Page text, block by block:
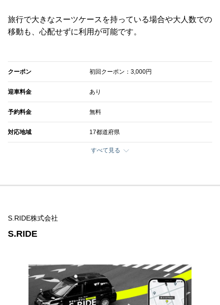
旅行で大きなスーツケースを持っている場合や大人数での
移動も、心配せずに利用が可能です。
クーポン 初回クーポン：3,000円
迎車料金 あり
予約料金 無料
対応地域 17都道府県
すべて見る
S.RIDE株式会社
S.RIDE